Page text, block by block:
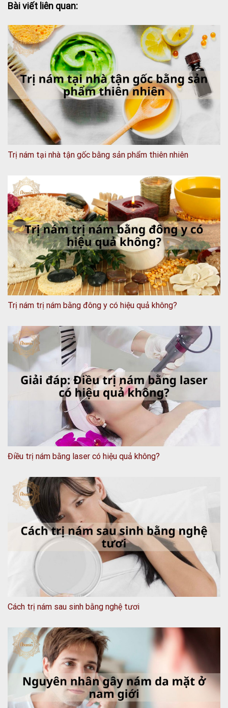
Bài viết liên quan:
Trị nám tại nhà tận gốc bằng sản phẩm thiên nhiên
Trị nám trị nám bằng đông y có hiệu quả không?
Điều trị nám bằng laser có hiệu quả không?
Cách trị nám sau sinh bằng nghệ tươi